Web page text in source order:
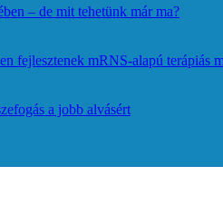
– de mit tehetünk már ma?
fejlesztenek mRNS-alapú terápiás
a jobb alvásért